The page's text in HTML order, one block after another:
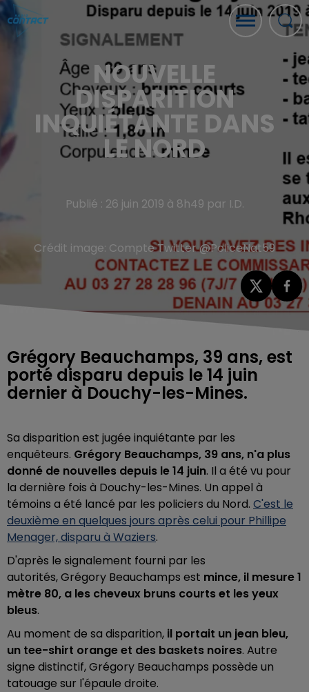
NOUVELLE
DISPARITION
INQUIÉTANTE DANS
LE NORD
Publié : 26 juin 2019 à 8h49 par I.D.
Crédit image: Compte Twitter @PoliceNat59
Grégory Beauchamps, 39 ans, est
porté disparu depuis le 14 juin
dernier à Douchy-les-Mines.
Sa disparition est jugée inquiétante par les
enquêteurs. Grégory Beauchamps, 39 ans, n'a plus
donné de nouvelles depuis le 14 juin. Il a été vu pour
la dernière fois à Douchy-les-Mines. Un appel à
témoins a été lancé par les policiers du Nord. C'est le
deuxième en quelques jours après celui pour Phillipe
Menager, disparu à Waziers.
D'après le signalement fourni par les
autorités, Grégory Beauchamps est mince, il mesure 1
mètre 80, a les cheveux bruns courts et les yeux
bleus.
Au moment de sa disparition, il portait un jean bleu,
un tee-shirt orange et des baskets noires. Autre
signe distinctif, Grégory Beauchamps possède un
tatouage sur l'épaule droite.